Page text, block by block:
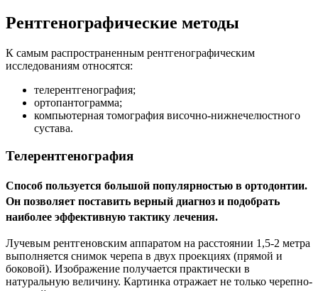
Рентгенографические методы
К самым распространенным рентгенографическим
исследованиям относятся:
телерентгенография;
ортопантограмма;
компьютерная томография височно-нижнечелюстного
сустава.
Телерентгенография
Способ пользуется большой популярностью в ортодонтии.
Он позволяет поставить верный диагноз и подобрать
наиболее эффективную тактику лечения.
Лучевым рентгеновским аппаратом на расстоянии 1,5-2 метра
выполняется снимок черепа в двух проекциях (прямой и
боковой). Изображение получается практически в
натуральную величину. Картинка отражает не только черепно-